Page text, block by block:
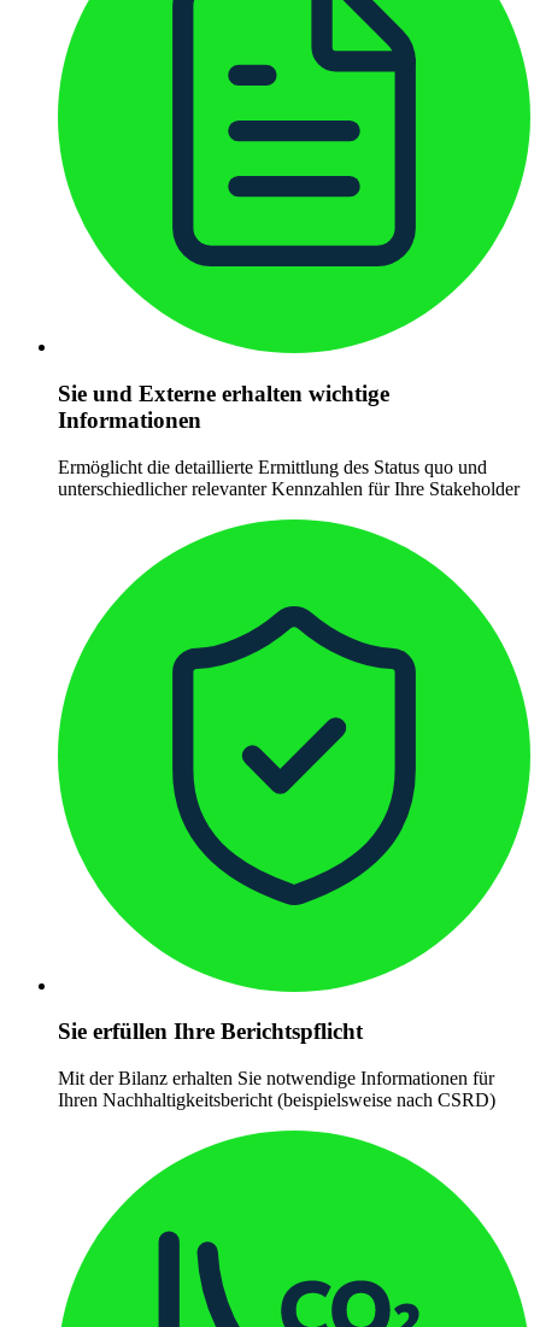
Sie und Externe erhalten wichtige
Informationen
Ermöglicht die detaillierte Ermittlung des Status quo und
unterschiedlicher relevanter Kennzahlen für Ihre Stakeholder
Sie erfüllen Ihre Berichtspflicht
Mit der Bilanz erhalten Sie notwendige Informationen für
Ihren Nachhaltigkeitsbericht (beispielsweise nach CSRD)